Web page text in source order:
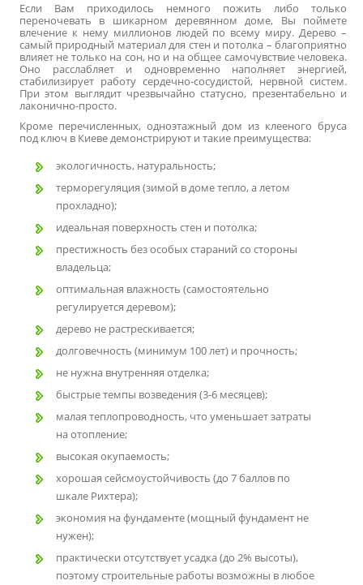
Если Вам приходилось немного пожить либо только
переночевать в шикарном деревянном доме, Вы поймете
влечение к нему миллионов людей по всему миру. Дерево –
самый природный материал для стен и потолка – благоприятно
влияет не только на сон, но и на общее самочувствие человека.
Оно расслабляет и одновременно наполняет энергией,
стабилизирует работу сердечно-сосудистой, нервной систем.
При этом выглядит чрезвычайно статусно, презентабельно и
лаконично-просто.
Кроме перечисленных, одноэтажный дом из клееного бруса
под ключ в Киеведемонстрируют и такие преимущества:
экологичность, натуральность;
терморегуляция (зимой в доме тепло, а летом
прохладно);
идеальная поверхность стен и потолка;
престижность без особых стараний со стороны
владельца;
оптимальная влажность (самостоятельно
регулируется деревом);
дерево не растрескивается;
долговечность (минимум 100 лет) и прочность;
не нужна внутренняя отделка;
быстрые темпы возведения (3-6 месяцев);
малая теплопроводность, что уменьшает затраты
на отопление;
высокая окупаемость;
хорошая сейсмоустойчивость (до 7 баллов по
шкале Рихтера);
экономия на фундаменте (мощный фундамент не
нужен);
практически отсутствует усадка (до 2% высоты),
поэтому строительные работы возможны в любое